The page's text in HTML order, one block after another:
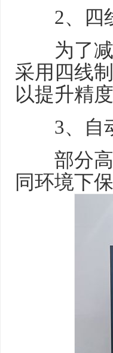
2、四线
为了减
采用四线
以提升精
3、自动
部分高
同环境下